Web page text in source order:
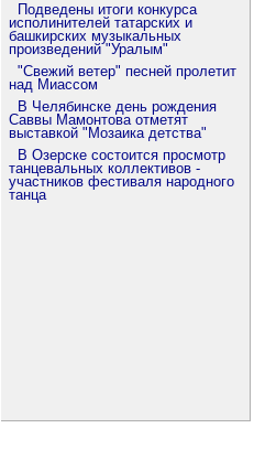
Подведены итоги конкурса
исполинителей татарских и
башкирских музыкальных
произведений "Уралым"
"Свежий ветер" песней пролетит
над Миассом
В Челябинске день рождения
Саввы Мамонтова отметят
выставкой "Мозаика детства"
В Озерске состоится просмотр
танцевальных коллективов -
участников фестиваля народного
танца